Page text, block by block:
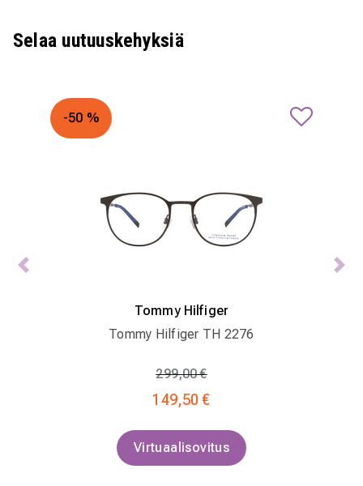
Selaa uutuuskehyksiä
-50 %
Tommy Hilfiger
Tommy Hilfiger TH 2276
149,50 €
299,00 €
Virtuaalisovitus